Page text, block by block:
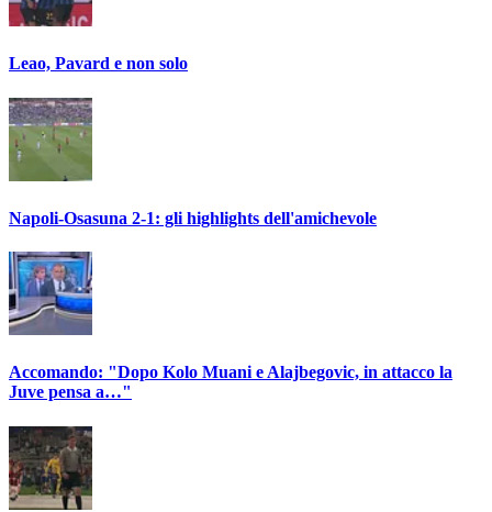
Leao, Pavard e non solo
Napoli-Osasuna 2-1: gli highlights dell'amichevole
Accomando: "Dopo Kolo Muani e Alajbegovic, in attacco la
Juve pensa a…"